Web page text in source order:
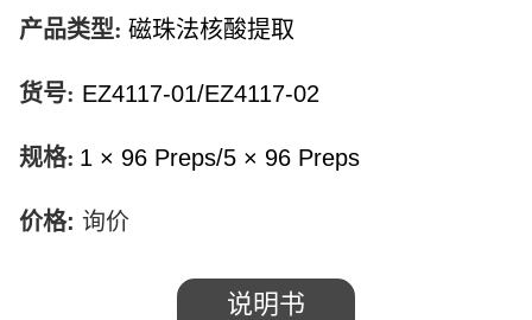
产品类型: 磁珠法核酸提取
货号: EZ4117-01/EZ4117-02
规格: 1 × 96 Preps/5 × 96 Preps
价格: 询价
说明书